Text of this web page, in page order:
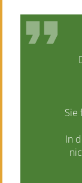
Sie
In